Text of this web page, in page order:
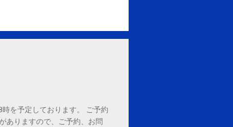
を予定しております。 ご予約
ありますので、ご予約、お問